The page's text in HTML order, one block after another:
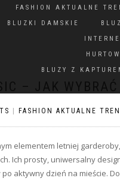
FASHION AKTUALNE
BLUZKI DAMSKIE
BLUZY Z
– JAK
FASHION AKTUALNE
elementem letniej
Ich prosty, uniwersalny
aktywny dzień na mieście.